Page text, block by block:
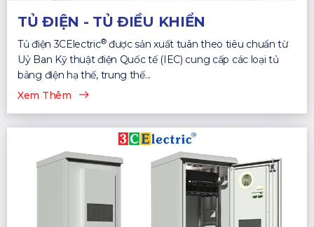
TỦ ĐIỆN - TỦ ĐIỀU KHIỂN
Tủ điện 3CElectric®được sản xuất tuân theo tiêu chuẩn từ
Uỷ Ban Kỹ thuật điện Quốc tế (IEC) cung cấp các loại tủ
bảng điện hạ thế, trung thế...
Xem Thêm